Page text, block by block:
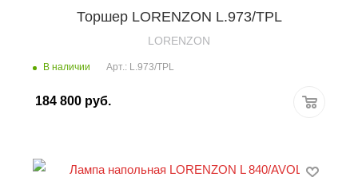
Торшер LORENZON L.973/TPL
LORENZON
В наличии Арт.: L.973/TPL
184 800 руб.